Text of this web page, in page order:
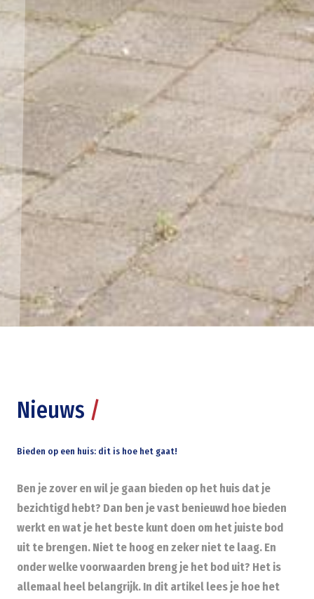
Nieuws /
Bieden op een huis: dit is hoe het gaat!
Ben je zover en wil je gaan bieden op het huis dat je
bezichtigd hebt? Dan ben je vast benieuwd hoe bieden
werkt en wat je het beste kunt doen om het juiste bod
uit te brengen. Niet te hoog en zeker niet te laag. En
onder welke voorwaarden breng je het bod uit? Het is
allemaal heel belangrijk. In dit artikel lees je hoe het